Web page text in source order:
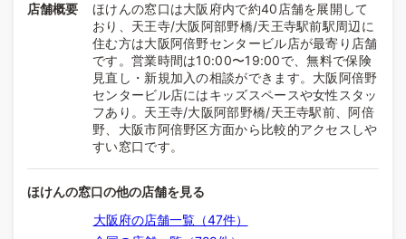
店舗概要
ほけんの窓口は大阪府内で約40店舗を展開して
おり、天王寺/大阪阿部野橋/天王寺駅前駅周辺に
住む方は大阪阿倍野センタービル店が最寄り店舗
です。営業時間は10:00〜19:00で、無料で保険
見直し・新規加入の相談ができます。大阪阿倍野
センタービル店にはキッズスペースや女性スタッ
フあり。天王寺/大阪阿部野橋/天王寺駅前、阿倍
野、大阪市阿倍野区方面から比較的アクセスしや
すい窓口です。
ほけんの窓口の他の店舗を見る
大阪府の店舗一覧（47件）